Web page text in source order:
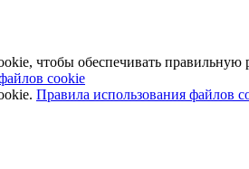
чтобы обеспечивать правильную
cookie
Правила использования файлов